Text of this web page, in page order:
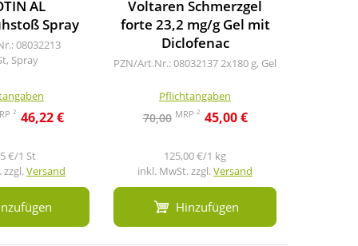
AL
Spray
08032213
Spray
2 46,22 €
€/1 St
zzgl.Versand
Voltaren Schmerzgel
forte 23,2 mg/g Gel mit
Diclofenac
PZN/Art.Nr.: 080321372x180 g, Gel
Pflichtangaben
70,00 MRP 2 45,00 €
125,00 €/1 kg
inkl. MwSt. zzgl.Versand
Hinzufügen